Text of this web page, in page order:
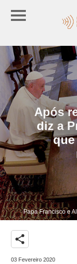
Após
diz a
que
Papa Francisco e
share
03 Fevereiro 2020